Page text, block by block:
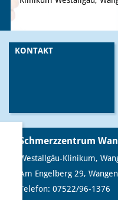
KONTAKT
Schmerzzentrum
Westallgäu-Klinikum,
Am Engelberg 29, Wangen
Telefon: 07522/96-1376